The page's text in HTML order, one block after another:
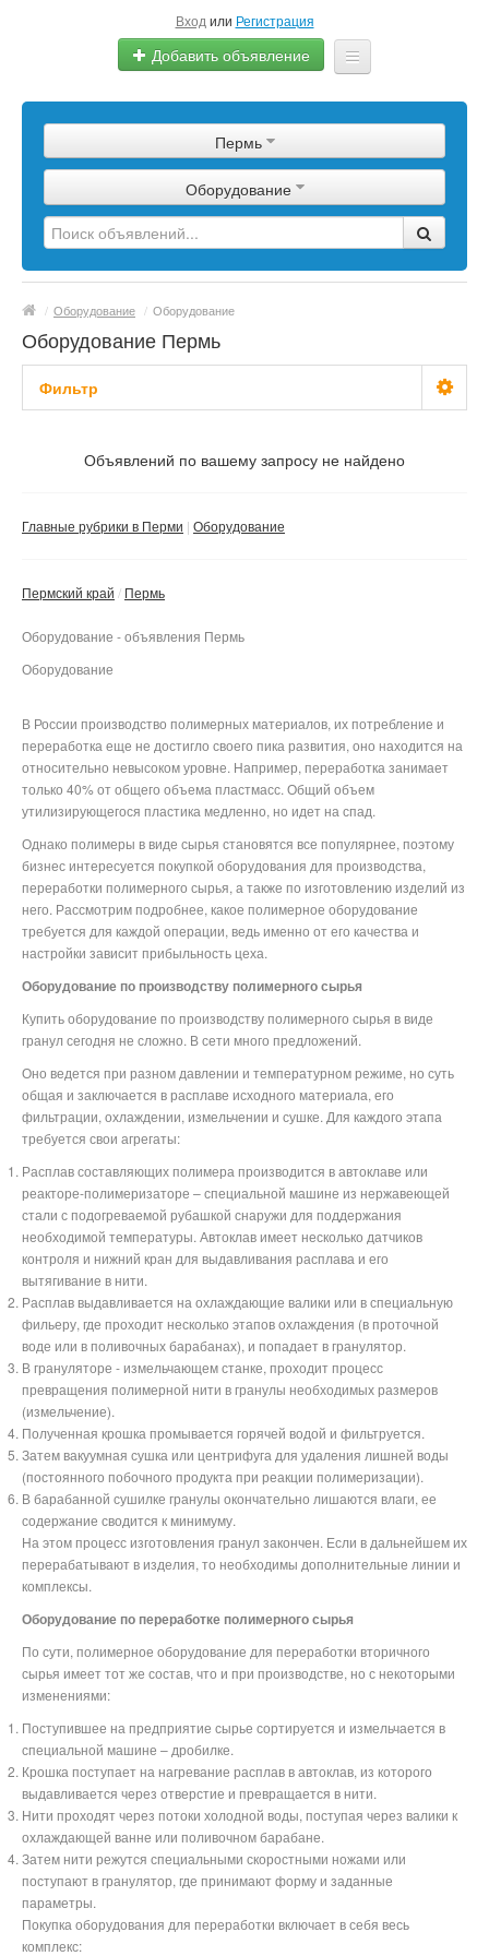
Вход или Регистрация
Добавить объявление
Сырье
Изделия
Оборудование
Пермь
Оборудование
/ Оборудование / Оборудование
Оборудование Пермь
Фильтр
Объявлений по вашему запросу не найдено
Главные рубрики в Перми Оборудование
Пермский край Пермь
Оборудование - объявления Пермь
Оборудование
В России производство полимерных материалов, их потребление и
переработка еще не достигло своего пика развития, оно находится на
относительно невысоком уровне. Например, переработка занимает
только 40% от общего объема пластмасс. Общий объем
утилизирующегося пластика медленно, но идет на спад.
Однако полимеры в виде сырья становятся все популярнее, поэтому
бизнес интересуется покупкой оборудования для производства,
переработки полимерного сырья, а также по изготовлению изделий из
него. Рассмотрим подробнее, какое полимерное оборудование
требуется для каждой операции, ведь именно от его качества и
настройки зависит прибыльность цеха.
Оборудование по производству полимерного сырья
Купить оборудование по производству полимерного сырья в виде
гранул сегодня не сложно. В сети много предложений.
Оно ведется при разном давлении и температурном режиме, но суть
общая и заключается в расплаве исходного материала, его
фильтрации, охлаждении, измельчении и сушке. Для каждого этапа
требуется свои агрегаты:
Расплав составляющих полимера производится в автоклаве или
реакторе-полимеризаторе – специальной машине из нержавеющей
стали с подогреваемой рубашкой снаружи для поддержания
необходимой температуры. Автоклав имеет несколько датчиков
контроля и нижний кран для выдавливания расплава и его
вытягивание в нити.
Расплав выдавливается на охлаждающие валики или в специальную
фильеру, где проходит несколько этапов охлаждения (в проточной
воде или в поливочных барабанах), и попадает в гранулятор.
В грануляторе - измельчающем станке, проходит процесс
превращения полимерной нити в гранулы необходимых размеров
(измельчение).
Полученная крошка промывается горячей водой и фильтруется.
Затем вакуумная сушка или центрифуга для удаления лишней воды
(постоянного побочного продукта при реакции полимеризации).
В барабанной сушилке гранулы окончательно лишаются влаги, ее
содержание сводится к минимуму.
На этом процесс изготовления гранул закончен. Если в дальнейшем их
перерабатывают в изделия, то необходимы дополнительные линии и
комплексы.
Оборудование по переработке полимерного сырья
По сути, полимерное оборудование для переработки вторичного
сырья имеет тот же состав, что и при производстве, но с некоторыми
изменениями:
Поступившее на предприятие сырье сортируется и измельчается в
специальной машине – дробилке.
Крошка поступает на нагревание расплав в автоклав, из которого
выдавливается через отверстие и превращается в нити.
Нити проходят через потоки холодной воды, поступая через валики к
охлаждающей ванне или поливочном барабане.
Затем нити режутся специальными скоростными ножами или
поступают в гранулятор, где принимают форму и заданные
параметры.
Покупка оборудования для переработки включает в себя весь
комплекс: